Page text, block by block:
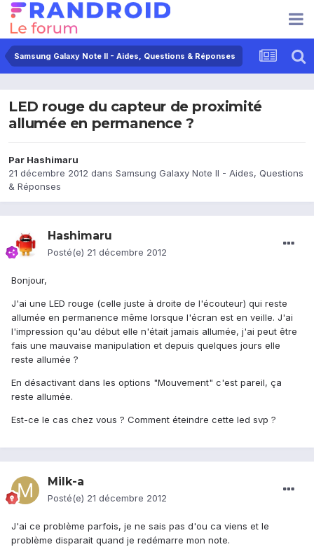
Samsung Galaxy Note II - Aides, Questions & Réponses
LED rouge du capteur de proximité
allumée en permanence ?
Par Hashimaru
21 décembre 2012 dans Samsung Galaxy Note II - Aides, Questions
& Réponses
Hashimaru
Posté(e) 21 décembre 2012
Bonjour,
J'ai une LED rouge (celle juste à droite de l'écouteur) qui reste
allumée en permanence même lorsque l'écran est en veille. J'ai
l'impression qu'au début elle n'était jamais allumée, j'ai peut être
fais une mauvaise manipulation et depuis quelques jours elle
reste allumée ?
En désactivant dans les options "Mouvement" c'est pareil, ça
reste allumée.
Est-ce le cas chez vous ? Comment éteindre cette led svp ?
Milk-a
Posté(e) 21 décembre 2012
J'ai ce problème parfois, je ne sais pas d'ou ca viens et le
problème disparait quand je redémarre mon note.